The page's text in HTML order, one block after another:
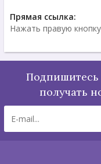
Прямая ссылка:
Нажать правую
Подпишитесь
получать